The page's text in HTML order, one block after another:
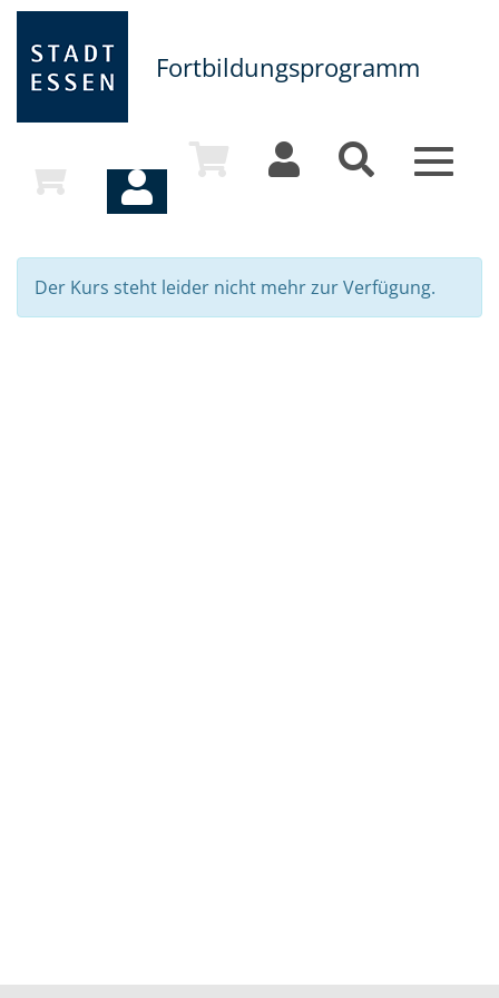
Fortbildungsprogramm
Toggle
Der Kurs steht leider nicht mehr zur Verfügung.